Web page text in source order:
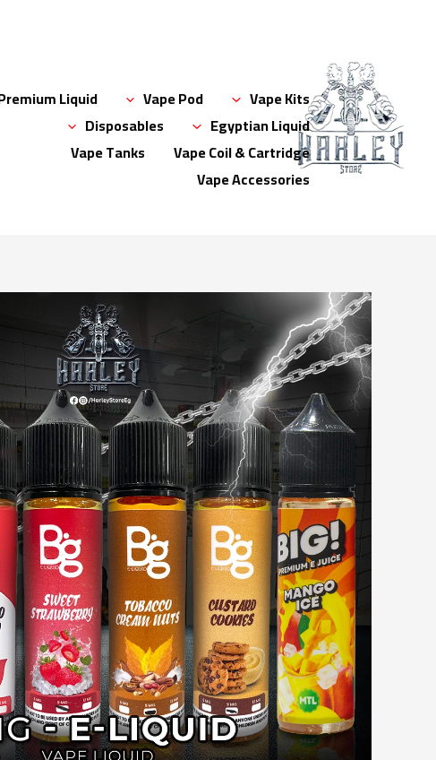
Vape Kits
Vape Pod
Liquid
Egyptian Liquid
Disposables
Vape Coil & Cartridge
Vape Tanks
Vape Accessories